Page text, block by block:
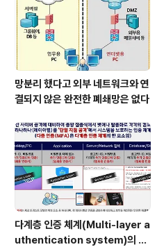
망분리 했다고 외부 네트워크와 연
결되지 않은 완전한 폐쇄망은 없다
다계층 인증 체계(Multi-layer a
uthentication system)의 특